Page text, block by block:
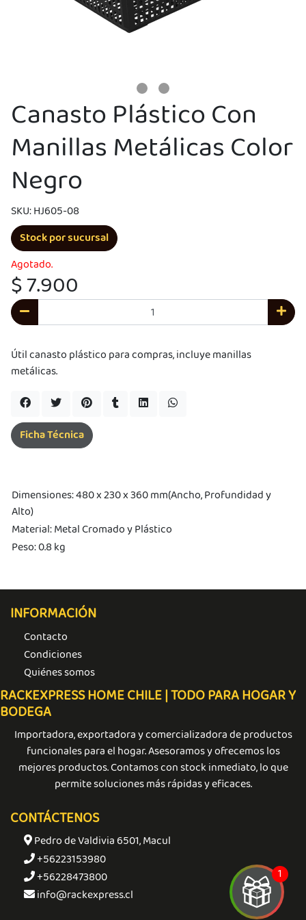
y
premios
por
$
No
Canasto Plástico Con
Manillas Metálicas Color
Negro
SKU: HJ605-08
Stock por sucursal
Agotado.
$ 7.900
Útil canasto plástico para compras, incluye manillas
metálicas.
Dimensiones: 480 x 230 x 360 mm(Ancho, Profundidad y
Alto)
Material: Metal Cromado y Plástico
Peso: 0.8 kg
Ficha Técnica
INFORMACIÓN
Contacto
Condiciones
Quiénes somos
RACKEXPRESS HOME CHILE | TODO PARA HOGAR Y
BODEGA
Importadora, exportadora y comercializadora de productos
funcionales para el hogar. Asesoramos y ofrecemos los
mejores productos. Contamos con stock inmediato, lo que
permite soluciones más rápidas y eficaces.
CONTÁCTENOS
Pedro de Valdivia 6501, Macul
+56223153980
+56228473800
info@rackexpress.cl